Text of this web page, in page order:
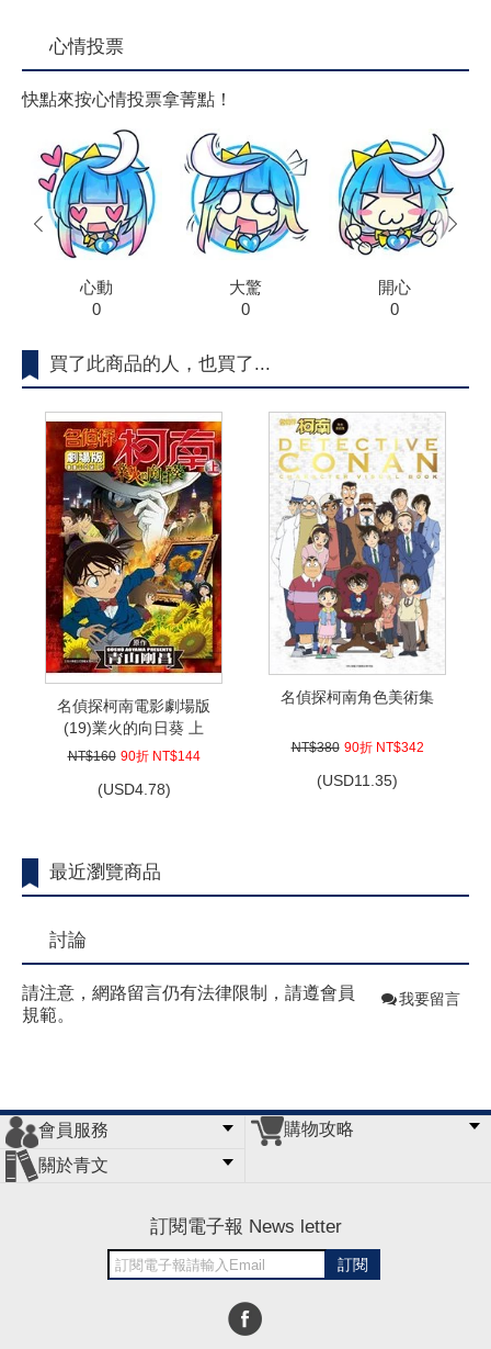
心情投票
快點來按心情投票拿菁點！
心動
0
大驚
0
開心
0
prev next
買了此商品的人，也買了...
名偵探柯南電影劇場版
(19)業火的向日葵 上
NT$160 90折 NT$144
(USD4.78)
名偵探柯南角色美術集
NT$380 90折 NT$342
(USD11.35)
最近瀏覽商品
討論
請注意，網路留言仍有法律限制，請遵會員
規範。
我要留言
會員服務
會員辦法
客服信箱
隱私條款
網站導覽
購物攻略
關於青文
訂閱電子報 News letter
訂閱